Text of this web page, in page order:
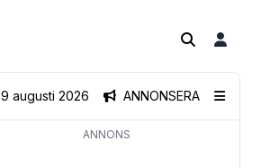
ANNONSERA
9 augusti 2026
ANNONS